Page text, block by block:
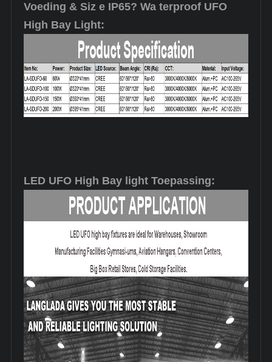
Voeding & Siz e IP65? Wa terproof UFO
High Bay Light:
LED UFO High Bay light Toepassing: